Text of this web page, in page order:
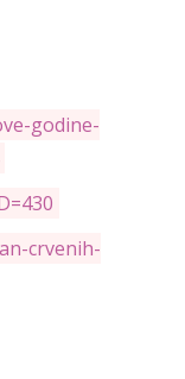
godine-
crvenih-